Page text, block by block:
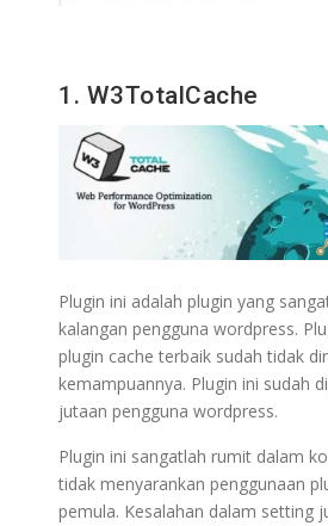
1. W3TotalCache
Plugin ini adalah plugin yang
kalangan pengguna wordpress.
plugin cache terbaik sudah tidak
kemampuannya. Plugin ini sudah
jutaan pengguna wordpress.
Plugin ini sangatlah rumit dalam
tidak menyarankan penggunaan
pemula. Kesalahan dalam setting